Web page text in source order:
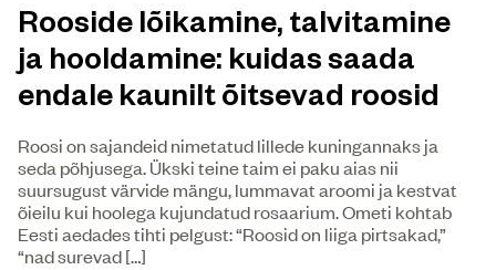
Rooside lõikamine, talvitamine
ja hooldamine: kuidas saada
endale kaunilt õitsevad roosid
Roosi on sajandeid nimetatud lillede kuningannaks ja
seda põhjusega. Ükski teine taim ei paku aias nii
suursugust värvide mängu, lummavat aroomi ja kestvat
õieilu kui hoolega kujundatud rosaarium. Ometi kohtab
Eesti aedades tihti pelgust: “Roosid on liiga pirtsakad,”
“nad surevad […]